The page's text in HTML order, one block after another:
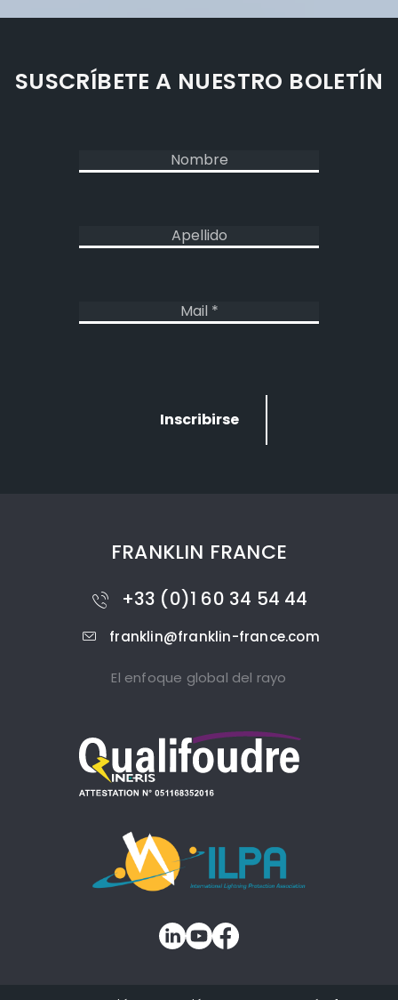
SUSCRÍBETE A NUESTRO BOLETÍN
FRANKLIN FRANCE
+33 (0)1 60 34 54 44
franklin@franklin-france.com
El enfoque global del rayo